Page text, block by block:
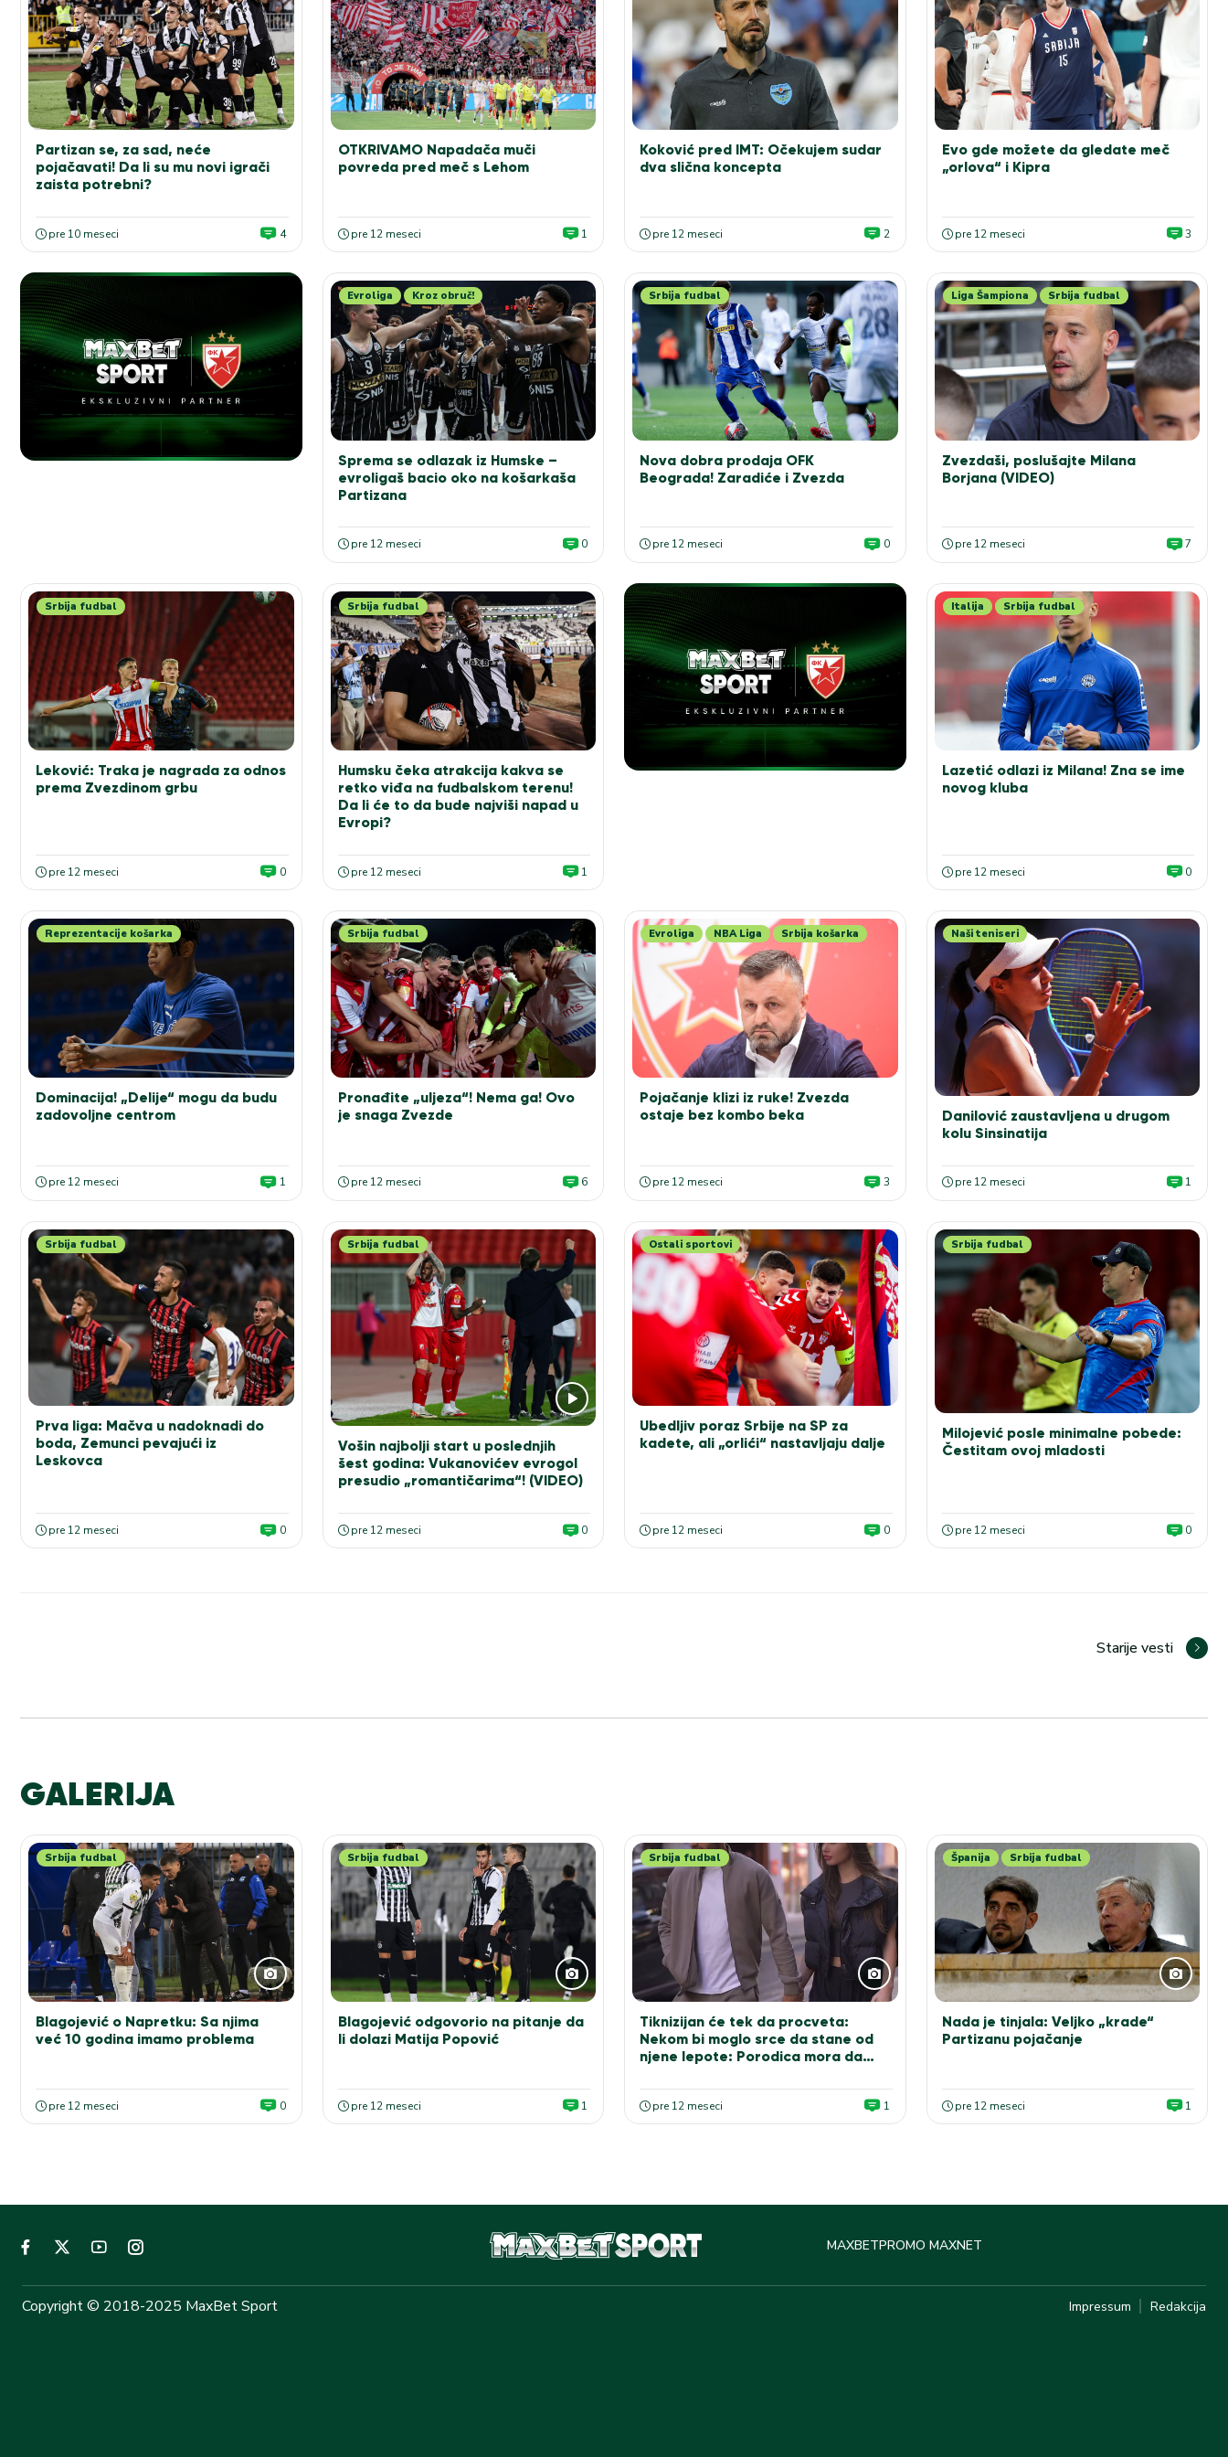
Partizan se, za sad, neće
pojačavati! Da li su mu novi igrači
zaista potrebni?
pre 10 meseci 4
OTKRIVAMO Napadača muči
povreda pred meč s Lehom
pre 12 meseci 1
Koković pred IMT: Očekujem sudar
dva slična koncepta
pre 12 meseci 2
Evo gde možete da gledate meč
„orlova“ i Kipra
pre 12 meseci 3
Evroliga Kroz obruč!
Sprema se odlazak iz Humske –
evroligaš bacio oko na košarkaša
Partizana
pre 12 meseci 0
Srbija fudbal
Nova dobra prodaja OFK
Beograda! Zaradiće i Zvezda
pre 12 meseci 0
Liga Šampiona Srbija fudbal
Zvezdaši, poslušajte Milana
Borjana (VIDEO)
pre 12 meseci 7
Srbija fudbal
Leković: Traka je nagrada za odnos
prema Zvezdinom grbu
pre 12 meseci 0
Srbija fudbal
Humsku čeka atrakcija kakva se
retko viđa na fudbalskom terenu!
Da li će to da bude najviši napad u
Evropi?
pre 12 meseci 1
Italija Srbija fudbal
Lazetić odlazi iz Milana! Zna se ime
novog kluba
pre 12 meseci 0
Reprezentacije košarka
Dominacija! „Delije“ mogu da budu
zadovoljne centrom
pre 12 meseci 1
Srbija fudbal
Pronađite „uljeza“! Nema ga! Ovo
je snaga Zvezde
pre 12 meseci 6
Evroliga NBA Liga Srbija košarka
Pojačanje klizi iz ruke! Zvezda
ostaje bez kombo beka
pre 12 meseci 3
Naši teniseri
Danilović zaustavljena u drugom
kolu Sinsinatija
pre 12 meseci 1
Srbija fudbal
Prva liga: Mačva u nadoknadi do
boda, Zemunci pevajući iz
Leskovca
pre 12 meseci 0
Srbija fudbal
Vošin najbolji start u poslednjih
šest godina: Vukanovićev evrogol
presudio „romantičarima“! (VIDEO)
pre 12 meseci 0
Ostali sportovi
Ubedljiv poraz Srbije na SP za
kadete, ali „orlići“ nastavljaju dalje
pre 12 meseci 0
Srbija fudbal
Milojević posle minimalne pobede:
Čestitam ovoj mladosti
pre 12 meseci 0
Starije vesti
GALERIJA
Srbija fudbal
Blagojević o Napretku: Sa njima
već 10 godina imamo problema
pre 12 meseci 0
Srbija fudbal
Blagojević odgovorio na pitanje da
li dolazi Matija Popović
pre 12 meseci 1
Srbija fudbal
Tiknizijan će tek da procveta:
Nekom bi moglo srce da stane od
njene lepote: Porodica mora da
(GALERIJA)
pre 12 meseci 1
Španija Srbija fudbal
Nada je tinjala: Veljko „krade“
Partizanu pojačanje
pre 12 meseci 1
MAXBETPROMO MAXNET
Copyright © 2018-2025 MaxBet Sport Impressum Redakcija